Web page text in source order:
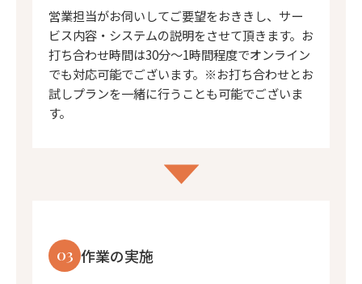
営業担当がお伺いしてご要望をおききし、サー
ビス内容・システムの説明をさせて頂きます。お
打ち合わせ時間は30分〜1時間程度でオンライン
でも対応可能でございます。※お打ち合わせとお
試しプランを一緒に行うことも可能でございま
す。
03 作業の実施